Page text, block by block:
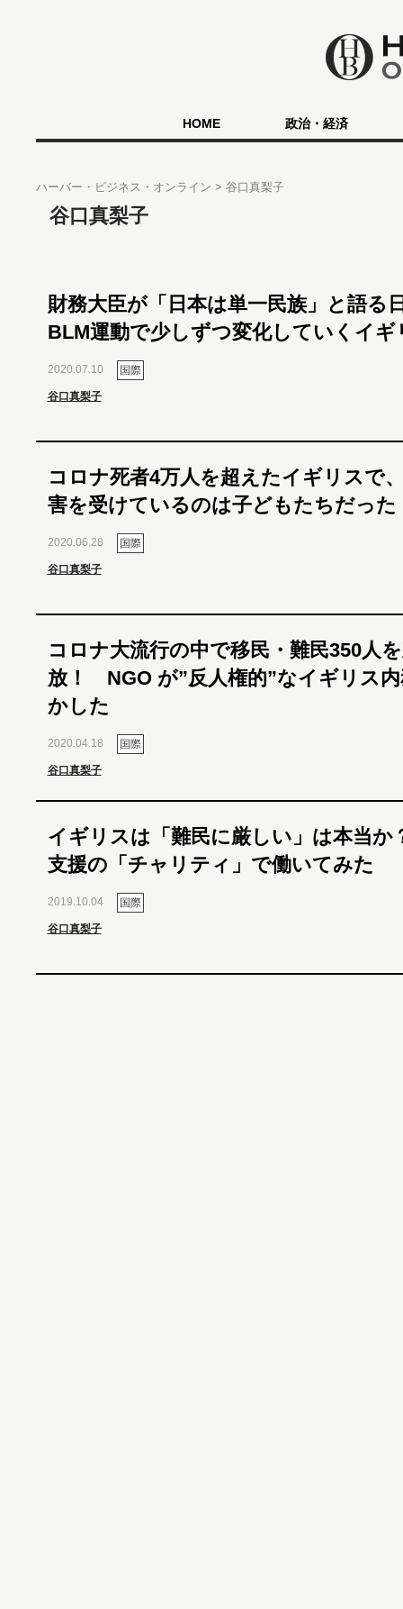
HOME 政治・経済
ハーバー・ビジネス・オンライン 谷口真梨子
谷口真梨子
財務大臣が「日本は単一民族」と語る
BLM運動で少しずつ変化していくイギ
2020.07.10 国際
谷口真梨子
コロナ死者4万人を超えたイギリスで
害を受けているのは子どもたちだった
2020.06.28 国際
谷口真梨子
コロナ大流行の中で移民・難民350人
放！ NGO が”反人権的”なイギリス
かした
2020.04.18 国際
谷口真梨子
イギリスは「難民に厳しい」は本当
支援の「チャリティ」で働いてみた
2019.10.04 国際
谷口真梨子